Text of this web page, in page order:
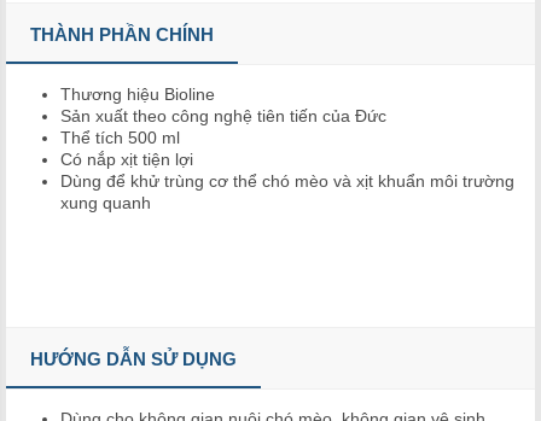
THÀNH PHẦN CHÍNH
Thương hiệu Bioline
Sản xuất theo công nghệ tiên tiến của Đức
Thể tích 500 ml
Có nắp xịt tiện lợi
Dùng để khử trùng cơ thể chó mèo và xịt khuẩn môi trường
xung quanh
HƯỚNG DẪN SỬ DỤNG